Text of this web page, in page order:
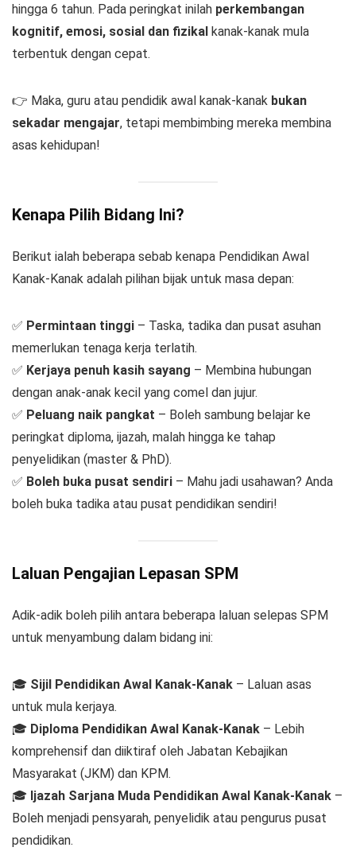
hingga 6 tahun. Pada peringkat inilah perkembangan
kognitif, emosi, sosial dan fizikal kanak-kanak mula
terbentuk dengan cepat.
👉 Maka, guru atau pendidik awal kanak-kanak bukan
sekadar mengajar, tetapi membimbing mereka membina
asas kehidupan!
Kenapa Pilih Bidang Ini?
Berikut ialah beberapa sebab kenapa Pendidikan Awal
Kanak-Kanak adalah pilihan bijak untuk masa depan:
✅ Permintaan tinggi – Taska, tadika dan pusat asuhan
memerlukan tenaga kerja terlatih.
✅ Kerjaya penuh kasih sayang – Membina hubungan
dengan anak-anak kecil yang comel dan jujur.
✅ Peluang naik pangkat – Boleh sambung belajar ke
peringkat diploma, ijazah, malah hingga ke tahap
penyelidikan (master & PhD).
✅ Boleh buka pusat sendiri – Mahu jadi usahawan? Anda
boleh buka tadika atau pusat pendidikan sendiri!
Laluan Pengajian Lepasan SPM
Adik-adik boleh pilih antara beberapa laluan selepas SPM
untuk menyambung dalam bidang ini:
🎓 Sijil Pendidikan Awal Kanak-Kanak – Laluan asas
untuk mula kerjaya.
🎓 Diploma Pendidikan Awal Kanak-Kanak – Lebih
komprehensif dan diiktiraf oleh Jabatan Kebajikan
Masyarakat (JKM) dan KPM.
🎓 Ijazah Sarjana Muda Pendidikan Awal Kanak-Kanak –
Boleh menjadi pensyarah, penyelidik atau pengurus pusat
pendidikan.